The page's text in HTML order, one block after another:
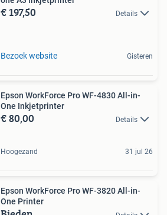
€ 197,50 Details
Bezoek website Gisteren
Epson WorkForce Pro WF-4830 All-in-
One Inkjetprinter
€ 80,00 Details
Hoogezand 31 jul 26
Epson WorkForce Pro WF-3820 All-in-
One Printer